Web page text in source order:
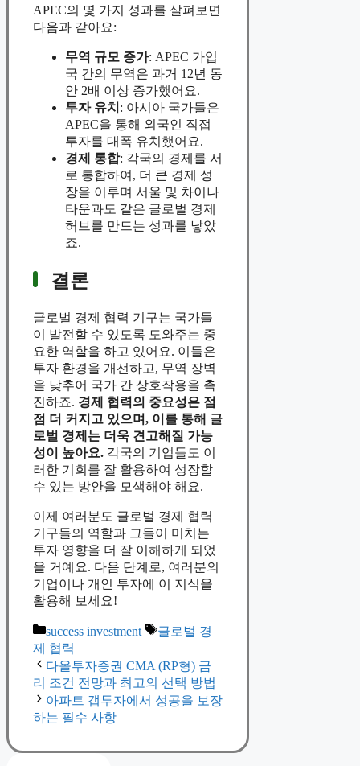
APEC의 몇 가지 성과를 살펴보면
다음과 같아요:
무역 규모 증가: APEC 가입
국 간의 무역은 과거 12년 동
안 2배 이상 증가했어요.
투자 유치 : 아시아 국가들은
APEC을 통해 외국인 직접
투자를 대폭 유치했어요.
경제 통합: 각국의 경제를 서
로 통합하여, 더 큰 경제 성
장을 이루며 서울 및 차이나
타운과도 같은 글로벌 경제
허브를 만드는 성과를 낳았
죠.
결론
글로벌 경제 협력 기구는 국가들
이 발전할 수 있도록 도와주는 중
요한 역할을 하고 있어요. 이들은
투자 환경을 개선하고, 무역 장벽
을 낮추어 국가 간 상호작용을 촉
진하죠. 경제 협력의 중요성은 점
점 더 커지고 있으며, 이를 통해 글
로벌 경제는 더욱 견고해질 가능
성이 높아요. 각국의 기업들도 이
러한 기회를 잘 활용하여 성장할
수 있는 방안을 모색해야 해요.
이제 여러분도 글로벌 경제 협력
기구들의 역할과 그들이 미치는
투자 영향을 더 잘 이해하게 되었
을 거예요. 다음 단계로, 여러분의
기업이나 개인 투자에 이 지식을
활용해 보세요!
Categories
success investment Tags
글로벌 경
제 협력
다올투자증권 CMA (RP형) 금
리 조건 전망과 최고의 선택 방법
아파트 갭투자에서 성공을 보장
하는 필수 사항